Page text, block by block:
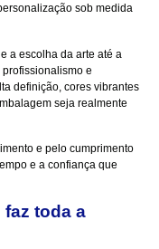
sob medida
a escolha da arte até a
e
definição, cores vibrantes
seja realmente
e pelo cumprimento
e a confiança que
toda a